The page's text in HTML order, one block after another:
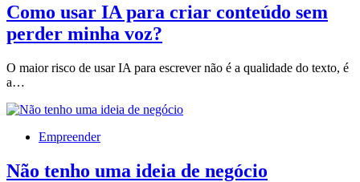
Como usar IA para criar conteúdo sem
perder minha voz?
O maior risco de usar IA para escrever não é a qualidade do texto, é
a…
Empreender
Não tenho uma ideia de negócio